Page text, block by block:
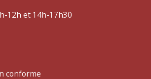
12h et 14h-17h30
conforme